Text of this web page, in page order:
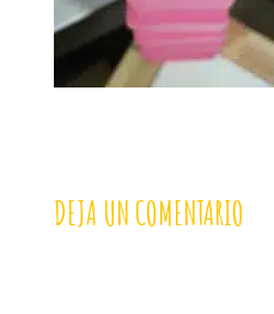
DEJA UN COMENTARIO